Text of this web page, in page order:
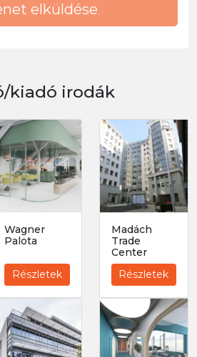
Üzenet elküldése
kiadó irodák
Wagner
Palota
Részletek
Madách
Trade
Center
Részletek